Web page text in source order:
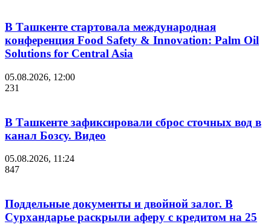
В Ташкенте стартовала международная
конференция Food Safety & Innovation: Palm Oil
Solutions for Central Asia
05.08.2026, 12:00
231
В Ташкенте зафиксировали сброс сточных вод в
канал Бозсу. Видео
05.08.2026, 11:24
847
Поддельные документы и двойной залог. В
Сурхандарье раскрыли аферу с кредитом на 25